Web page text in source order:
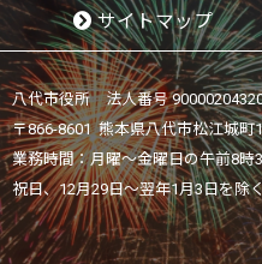
サイトマップ
八代市役所 法人番号
〒866-8601 熊本県八代市松江城
業務時間：月曜～金曜日の午前8
祝日、12月29日～翌年1月3日を除